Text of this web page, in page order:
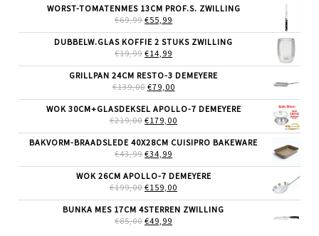
WAS:
€36,99.
IS:
WORST-TOMATENMES 13CM PROF.S. ZWILLING
€69,99 OORSPRONKELIJKE
WAS:
€69,99.
€55,99
IS:
DUBBELW.GLAS KOFFIE 2 STUKS ZWILLING
€19,99 OORSPRONKELIJKE
WAS:
€19,99.
€14,99
IS:
€14,99.
GRILLPAN 24CM RESTO-3 DEMEYERE
€139,00 OORSPRONKELIJKE
WAS:
€139,00.
€79,00HUIDIGE
IS:
€79,00.
WOK 30CM+GLASDEKSEL APOLLO-7 DEMEYERE
€219,00 OORSPRONKELIJKE
WAS:
€219,00.
€179,00
IS:
BAKVORM-BRAADSLEDE 40X28CM CUISIPRO BAKEWARE
€43,99 OORSPRONKELIJKE
WAS:
€43,99.
€34,99
IS:
€34,99.
WOK 26CM APOLLO-7 DEMEYERE
€199,00 OORSPRONKELIJKE
WAS:
€199,00.
€159,00
IS:
BUNKA MES 17CM 4STERREN ZWILLING
€85,00 OORSPRONKELIJKE
€49,99